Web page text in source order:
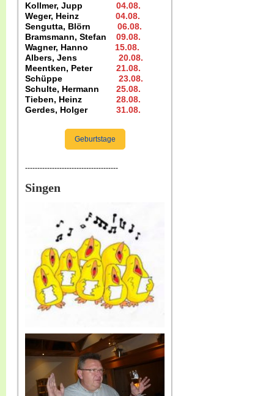
Kollmer, Jupp 04.08.
Weger, Heinz 04.08.
Sengutta, Blörn 06.08.
Bramsmann, Stefan 09.08.
Wagner, Hanno 15.08.
Albers, Jens 20.08.
Meentken, Peter
21.08.
Schüppe 23.08.
Schulte, Hermann 25.08.
Tieben, Heinz 28.08.
Gerdes, Holger
31.08.
Geburtstage
--------------------------------------
Singen